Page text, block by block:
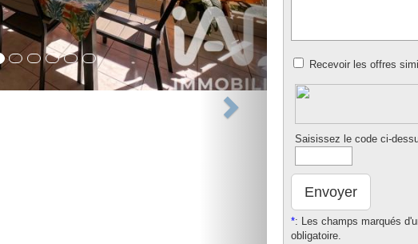
Recevoir les offres
Saisissez le code ci-
Envoyer
*: Les champs marqués
obligatoire.